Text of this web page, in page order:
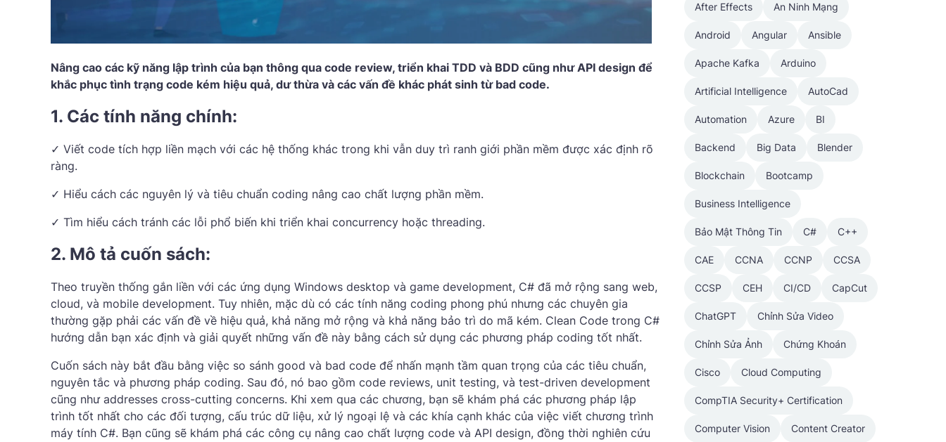
Nâng cao các kỹ năng lập trình của bạn thông qua code review, triển khai TDD và BDD cũng như API design để
khắc phục tình trạng code kém hiệu quả, dư thừa và các vấn đề khác phát sinh từ bad code.
1. Các tính năng chính:
✓ Viết code tích hợp liền mạch với các hệ thống khác trong khi vẫn duy trì ranh giới phần mềm được xác định rõ
ràng.
✓ Hiểu cách các nguyên lý và tiêu chuẩn coding nâng cao chất lượng phần mềm.
✓ Tìm hiểu cách tránh các lỗi phổ biến khi triển khai concurrency hoặc threading.
2. Mô tả cuốn sách:
Theo truyền thống gắn liền với các ứng dụng Windows desktop và game development, C# đã mở rộng sang web,
cloud, và mobile development. Tuy nhiên, mặc dù có các tính năng coding phong phú nhưng các chuyên gia
thường gặp phải các vấn đề về hiệu quả, khả năng mở rộng và khả năng bảo trì do mã kém. Clean Code trong C#
hướng dẫn bạn xác định và giải quyết những vấn đề này bằng cách sử dụng các phương pháp coding tốt nhất.
Cuốn sách này bắt đầu bằng việc so sánh good và bad code để nhấn mạnh tầm quan trọng của các tiêu chuẩn,
nguyên tắc và phương pháp coding. Sau đó, nó bao gồm code reviews, unit testing, và test-driven development
cũng như addresses cross-cutting concerns. Khi xem qua các chương, bạn sẽ khám phá các phương pháp lập
trình tốt nhất cho các đối tượng, cấu trúc dữ liệu, xử lý ngoại lệ và các khía cạnh khác của việc viết chương trình
máy tính C#. Bạn cũng sẽ khám phá các công cụ nâng cao chất lượng code và API design, đồng thời nghiên cứu
After Effects An Ninh Mạng
Android Angular Ansible
Apache Kafka Arduino
Artificial Intelligence AutoCad
Automation Azure BI
Backend Big Data Blender
Blockchain Bootcamp
Business Intelligence
Bảo Mật Thông Tin C# C++
CAE CCNA CCNP CCSA
CCSP CEH CI/CD CapCut
ChatGPT Chỉnh Sửa Video
Chỉnh Sửa Ảnh Chứng Khoán
Cisco Cloud Computing
CompTIA Security+ Certification
Computer Vision Content Creator